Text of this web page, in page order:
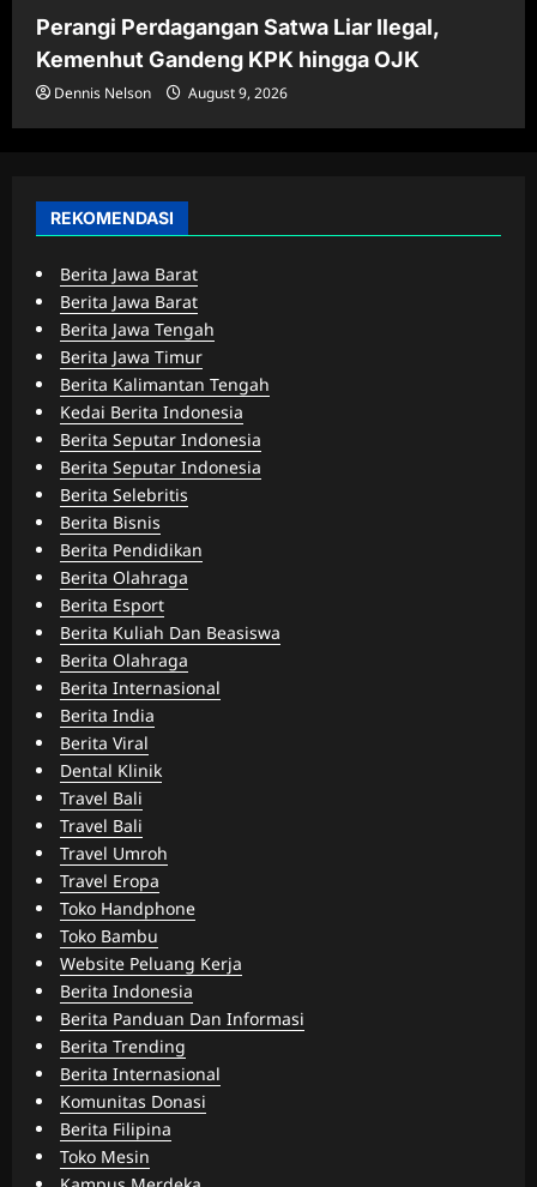
Perangi Perdagangan Satwa Liar Ilegal,
Kemenhut Gandeng KPK hingga OJK
Dennis Nelson August 9, 2026
REKOMENDASI
Berita Jawa Barat
Berita Jawa Barat
Berita Jawa Tengah
Berita Jawa Timur
Berita Kalimantan Tengah
Kedai Berita Indonesia
Berita Seputar Indonesia
Berita Seputar Indonesia
Berita Selebritis
Berita Bisnis
Berita Pendidikan
Berita Olahraga
Berita Esport
Berita Kuliah Dan Beasiswa
Berita Olahraga
Berita Internasional
Berita India
Berita Viral
Dental Klinik
Travel Bali
Travel Bali
Travel Umroh
Travel Eropa
Toko Handphone
Toko Bambu
Website Peluang Kerja
Berita Indonesia
Berita Panduan Dan Informasi
Berita Trending
Berita Internasional
Komunitas Donasi
Berita Filipina
Toko Mesin